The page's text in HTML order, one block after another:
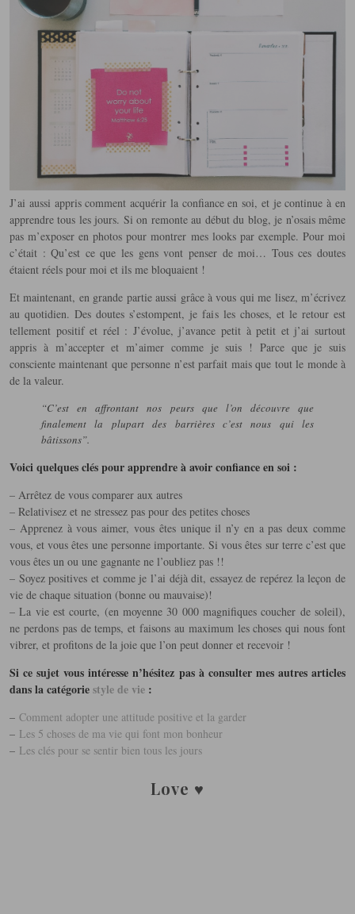
J’ai aussi appris comment acquérir la confiance en soi, et je continue à en
apprendre tous les jours. Si on remonte au début du blog, je n’osais même
pas m’exposer en photos pour montrer mes looks par exemple. Pour moi
c’était : Qu’est ce que les gens vont penser de moi… Tous ces doutes
étaient réels pour moi et ils me bloquaient !
Et maintenant, en grande partie aussi grâce à vous qui me lisez, m’écrivez
au quotidien. Des doutes s’estompent, je fais les choses, et le retour est
tellement positif et réel : J’évolue, j’avance petit à petit et j’ai surtout
appris à m’accepter et m’aimer comme je suis ! Parce que je suis
consciente maintenant que personne n’est parfait mais que tout le monde à
de la valeur.
“C’est en affrontant nos peurs que l’on découvre que
finalement la plupart des barrières c’est nous qui les
bâtissons”.
Voici quelques clés pour apprendre à avoir confiance en soi :
– Arrêtez de vous comparer aux autres
– Relativisez et ne stressez pas pour des petites choses
– Apprenez à vous aimer, vous êtes unique il n’y en a pas deux comme
vous, et vous êtes une personne importante. Si vous êtes sur terre c’est que
vous êtes un ou une gagnante ne l’oubliez pas !!
– Soyez positives et comme je l’ai déjà dit, essayez de repérez la leçon de
vie de chaque situation (bonne ou mauvaise)!
– La vie est courte, (en moyenne 30 000 magnifiques coucher de soleil),
ne perdons pas de temps, et faisons au maximum les choses qui nous font
vibrer, et profitons de la joie que l’on peut donner et recevoir !
Si ce sujet vous intéresse n’hésitez pas à consulter mes autres articles
dans la catégoriestyle de vie :
– Comment adopter une attitude positive et la garder
– Les 5 choses de ma vie qui font mon bonheur
– Les clés pour se sentir bien tous les jours
Love ♥